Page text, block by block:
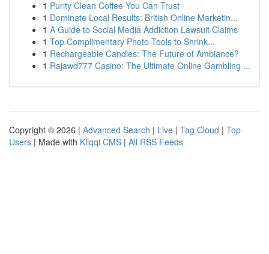
1 Purity Clean Coffee You Can Trust
1 Dominate Local Results: British Online Marketin...
1 A Guide to Social Media Addiction Lawsuit Claims
1 Top Complimentary Photo Tools to Shrink...
1 Rechargeable Candles: The Future of Ambiance?
1 Rajawd777 Casino: The Ultimate Online Gambling ...
Copyright © 2026 | Advanced Search | Live | Tag Cloud | Top
Users | Made with Kliqqi CMS | All RSS Feeds